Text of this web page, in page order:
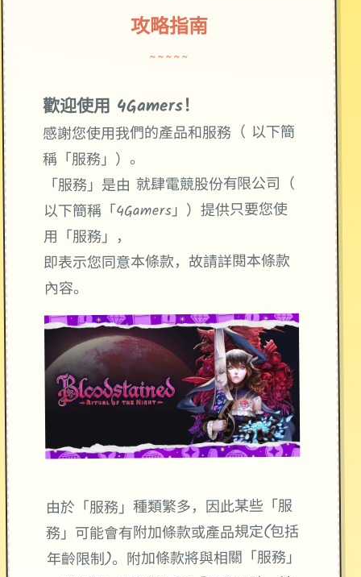
攻略指南
~~~~~
歡迎使用 4Gamers！
感謝您使用我們的產品和服務（ 以下簡
稱「服務」）。
「服務」是由 就肆電競股份有限公司（
以下簡稱「4Gamers」）提供只要您使
用「服務」，
即表示您同意本條款，故請詳閱本條款
內容。
由於「服務」種類繁多，因此某些「服
務」可能會有附加條款或產品規定(包括
年齡限制)。附加條款將與相關「服務」